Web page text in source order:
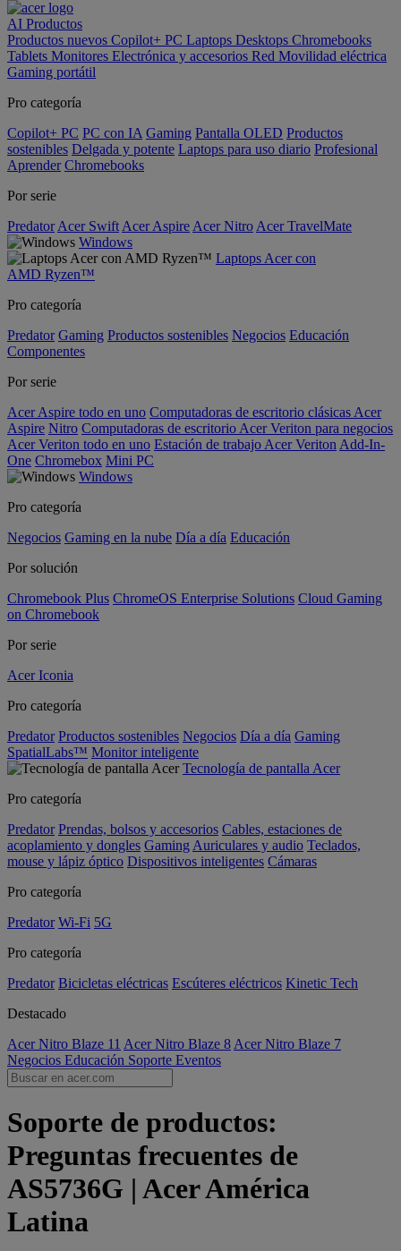
AI Productos
Productos nuevos Copilot+ PC Laptops Desktops Chromebooks
Tablets Monitores Electrónica y accesorios Red Movilidad eléctrica
Gaming portátil
Pro categoría
Copilot+ PC PC con IA Gaming Pantalla OLED Productos
sostenibles Delgada y potente Laptops para uso diario Profesional
Aprender Chromebooks
Por serie
Predator Acer Swift Acer Aspire Acer Nitro Acer TravelMate
Windows
Laptops Acer con
AMD Ryzen™
Pro categoría
Predator Gaming Productos sostenibles Negocios Educación
Componentes
Por serie
Acer Aspire todo en uno Computadoras de escritorio clásicas Acer
Aspire Nitro Computadoras de escritorio Acer Veriton para negocios
Acer Veriton todo en uno Estación de trabajo Acer Veriton Add-In-
One Chromebox Mini PC
Windows
Pro categoría
Negocios Gaming en la nube Día a día Educación
Por solución
Chromebook Plus ChromeOS Enterprise Solutions Cloud Gaming
on Chromebook
Por serie
Acer Iconia
Pro categoría
Predator Productos sostenibles Negocios Día a día Gaming
SpatialLabs™ Monitor inteligente
Tecnología de pantalla Acer
Pro categoría
Predator Prendas, bolsos y accesorios Cables, estaciones de
acoplamiento y dongles Gaming Auriculares y audio Teclados,
mouse y lápiz óptico Dispositivos inteligentes Cámaras
Pro categoría
Predator Wi-Fi 5G
Pro categoría
Predator Bicicletas eléctricas Escúteres eléctricos Kinetic Tech
Destacado
Acer Nitro Blaze 11 Acer Nitro Blaze 8 Acer Nitro Blaze 7
Negocios Educación Soporte Eventos
Soporte de productos:
Preguntas frecuentes de
AS5736G | Acer América
Latina